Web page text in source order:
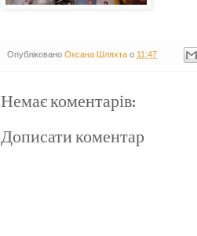
Опубліковано Оксана Шляхта о 11:47
Немає коментарів:
Дописати коментар